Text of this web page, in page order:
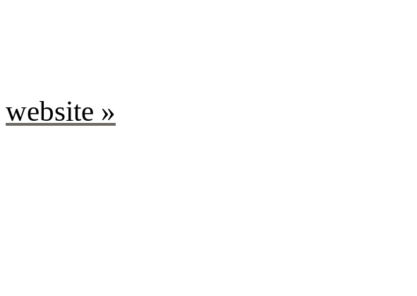
website »